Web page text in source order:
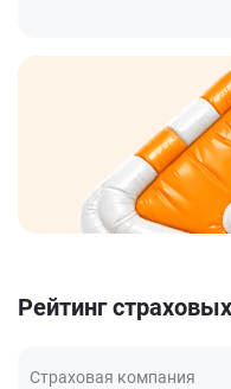
Рейтинг
Страховая компания